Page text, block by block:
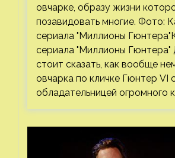
овчарке, образу жизни
позавидовать многие. Фото:
сериала "Миллионы
сериала "Миллионы Гюнтера"
стоит сказать, как вообще
овчарка по кличке Гюнтер VI
обладательницей огромного